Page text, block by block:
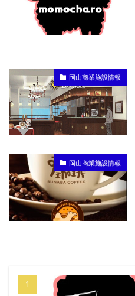
岡山商業施設情報
岡山商業施設情報